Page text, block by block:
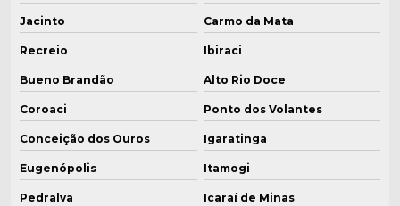
Jacinto Carmo da Mata
Recreio Ibiraci
Bueno Brandão Alto Rio Doce
Coroaci Ponto dos Volantes
Conceição dos Ouros Igaratinga
Eugenópolis Itamogi
Pedralva Icaraí de Minas